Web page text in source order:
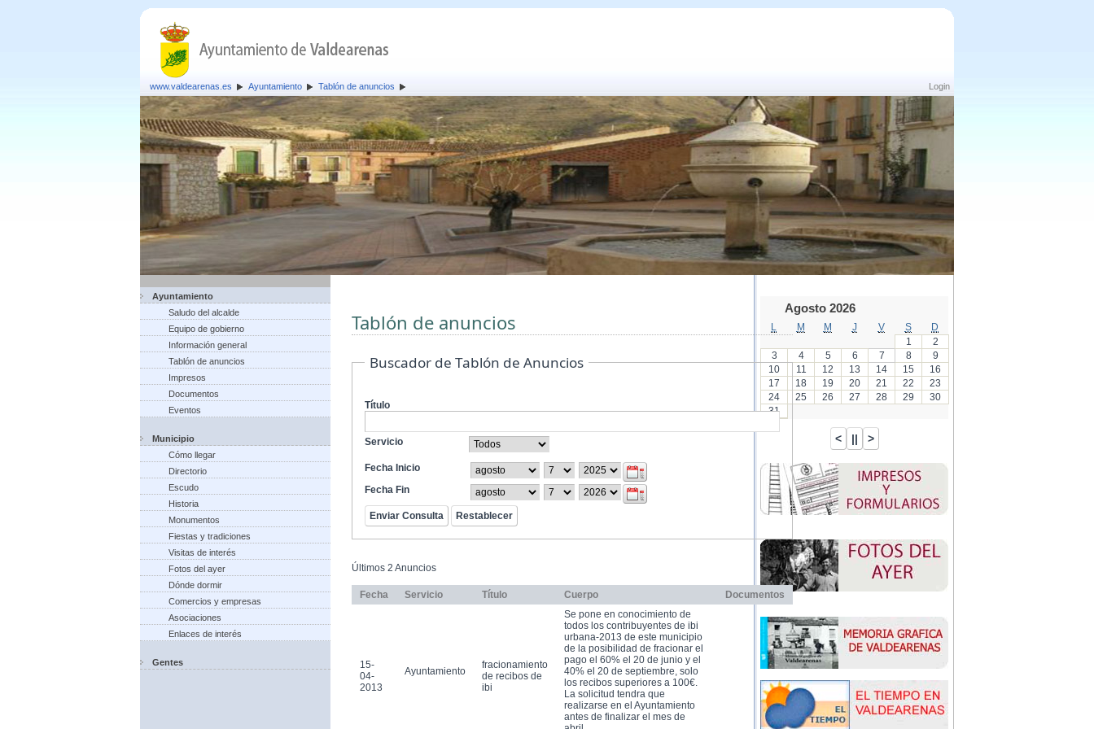
Login
www.valdearenas.es Ayuntamiento Tablón de anuncios
Ayuntamiento
Saludo del alcalde
Equipo de gobierno
Información general
Tablón de anuncios
Impresos
Documentos
Eventos
Municipio
Cómo llegar
Directorio
Escudo
Historia
Monumentos
Fiestas y tradiciones
Visitas de interés
Fotos del ayer
Dónde dormir
Comercios y empresas
Asociaciones
Enlaces de interés
Gentes
Tablón de anuncios
Buscador de Tablón de Anuncios
Título
Servicio
Fecha Inicio
Fecha Fin
Últimos 2 Anuncios
Fecha Servicio Título Cuerpo Documentos
15-
04-
2013
Ayuntamiento
fracionamiento
de recibos de
ibi
Se pone en conocimiento de
todos los contribuyentes de ibi
urbana-2013 de este municipio
de la posibilidad de fracionar el
pago el 60% el 20 de junio y el
40% el 20 de septiembre, solo
los recibos superiores a 100€.
La solicitud tendra que
realizarse en el Ayuntamiento
antes de finalizar el mes de
Agosto 2026
M M J V S
D
1
2
3
4 5 6 7 8
9
10
11 12 13 14 15
16
17
18 19 20 21 22
23
24
25 26 27 28 29
30
31